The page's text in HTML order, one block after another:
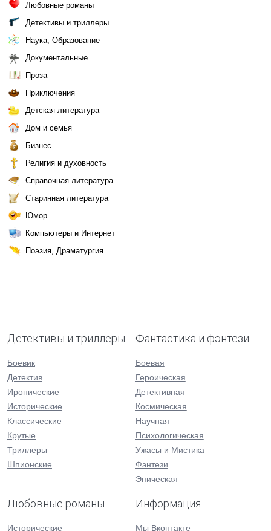
Любовные романы
Детективы и триллеры
Наука, Образование
Документальные
Проза
Приключения
Детская литература
Дом и семья
Бизнес
Религия и духовность
Справочная литература
Старинная литература
Юмор
Компьютеры и Интернет
Поэзия, Драматургия
Детективы и триллеры
Боевик
Детектив
Иронические
Исторические
Классические
Крутые
Триллеры
Шпионские
Фантастика и фэнтези
Боевая
Героическая
Детективная
Космическая
Научная
Психологическая
Ужасы и Мистика
Фэнтези
Эпическая
Любовные романы
Исторические
Информация
Мы Вконтакте